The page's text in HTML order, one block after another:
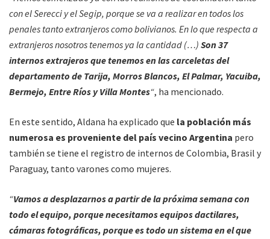
con el Serecci y el Segip, porque se va a realizar en todos los
penales tanto extranjeros como bolivianos. En lo que respecta a
extranjeros nosotros tenemos ya la cantidad (…) Son 37
internos extrajeros que tenemos en las carceletas del
departamento de Tarija, Morros Blancos, El Palmar, Yacuiba,
Bermejo, Entre Ríos y Villa Montes“, ha mencionado.
En este sentido, Aldana ha explicado que la población más
numerosa es proveniente del país vecino Argentina pero
también se tiene el registro de internos de Colombia, Brasil y
Paraguay, tanto varones como mujeres.
“Vamos a desplazarnos a partir de la próxima semana con
todo el equipo, porque necesitamos equipos dactilares,
cámaras fotográficas, porque es todo un sistema en el que